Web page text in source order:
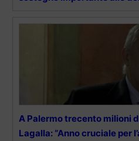
A Palermo trecento milioni
Lagalla: “Anno cruciale per